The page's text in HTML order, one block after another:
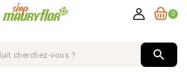
0
search